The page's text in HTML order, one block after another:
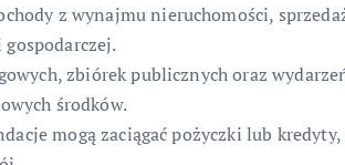
z wynajmu nieruchomości,
zbiórek publicznych oraz
środków.
mogą zaciągać pożyczki lub kredyty,